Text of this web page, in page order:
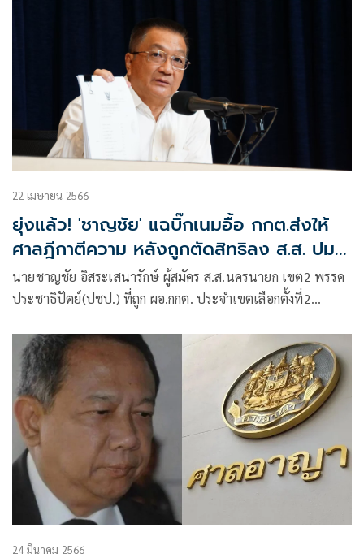
22 เมษายน 2566
ยุ่งแล้ว! 'ชาญชัย' แฉบิ๊กเนมอื้อ กกต.ส่งให้
ศาลฎีกาตีความ หลังถูกตัดสิทธิลง ส.ส. ปม
ถือหุ้น
นายชาญชัย อิสระเสนารักษ์ ผู้สมัคร ส.ส.นครนายก เขต2 พรรค
ประชาธิปัตย์(ปชป.) ที่ถูก ผอ.กกต. ประจำเขตเลือกตั้งที่2
ของบริษัท แอดวานซ์ อินโฟร์ เซอร์วิส จำกัด (มหาชน) หรือAIS
24 มีนาคม 2566